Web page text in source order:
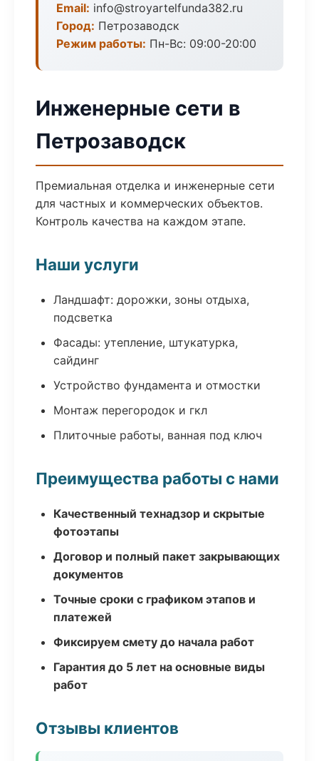
Email: info@stroyartelfunda382.ru
Город: Петрозаводск
Режим работы: Пн-Вс: 09:00-20:00
Инженерные сети в
Петрозаводск
Премиальная отделка и инженерные сети
для частных и коммерческих объектов.
Контроль качества на каждом этапе.
Наши услуги
Ландшафт: дорожки, зоны отдыха,
подсветка
Фасады: утепление, штукатурка,
сайдинг
Устройство фундамента и отмостки
Монтаж перегородок и гкл
Плиточные работы, ванная под ключ
Преимущества работы с нами
Качественный технадзор и скрытые
фотоэтапы
Договор и полный пакет закрывающих
документов
Точные сроки с графиком этапов и
платежей
Фиксируем смету до начала работ
Гарантия до 5 лет на основные виды
работ
Отзывы клиентов